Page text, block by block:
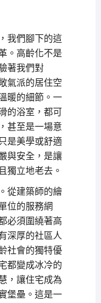
我們腳下的這
。高齡化不是
著我們對
氣派的居住空
暖的細節。一
的浴室，都可
甚至是一場意
是美學或舒適
與安全，是讓
獨立地老去。
從建築師的繪
位的服務網
必須圍繞著高
深厚的社區人
社會的獨特優
都變成冰冷的
，讓住宅成為
堡壘。這是一